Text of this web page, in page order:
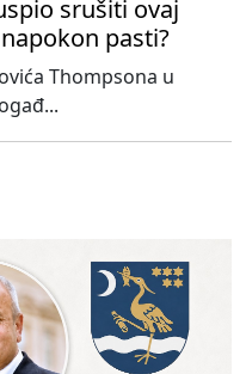
srušiti ovaj
pasti?
Thompsona u